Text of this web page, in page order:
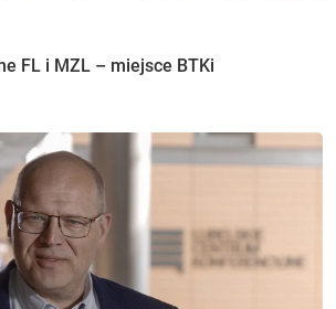
FL i MZL – miejsce BTKi